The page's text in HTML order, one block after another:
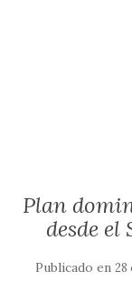
Plan
desde
Publicado en 28